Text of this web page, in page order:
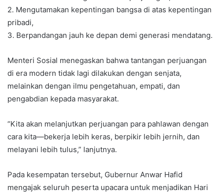
2. Mengutamakan kepentingan bangsa di atas kepentingan
pribadi,
3. Berpandangan jauh ke depan demi generasi mendatang.
Menteri Sosial menegaskan bahwa tantangan perjuangan
di era modern tidak lagi dilakukan dengan senjata,
melainkan dengan ilmu pengetahuan, empati, dan
pengabdian kepada masyarakat.
“Kita akan melanjutkan perjuangan para pahlawan dengan
cara kita—bekerja lebih keras, berpikir lebih jernih, dan
melayani lebih tulus,” lanjutnya.
Pada kesempatan tersebut, Gubernur Anwar Hafid
mengajak seluruh peserta upacara untuk menjadikan Hari